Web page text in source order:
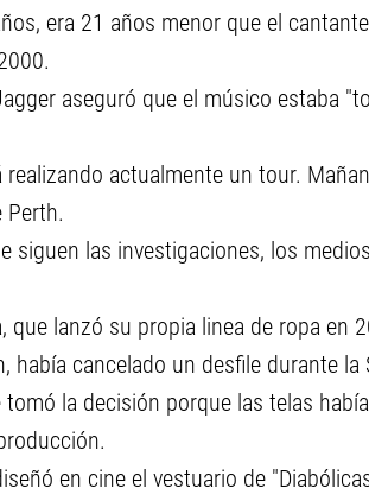
era 21 años menor que el
aseguró que el músico estaba
realizando actualmente un tour.
Perth.
siguen las investigaciones, los
que lanzó su propia linea de ropa en
había cancelado un desfile durante
la decisión porque las telas
en cine el vestuario de